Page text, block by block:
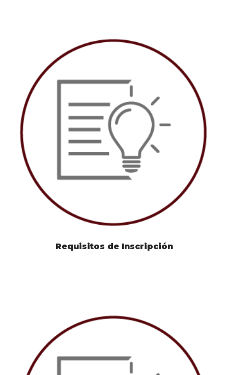
Requisitos de Inscripción